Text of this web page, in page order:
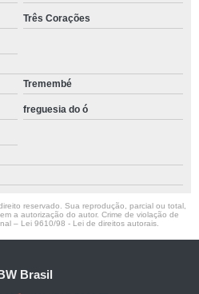
Três Corações
Tremembé
freguesia do ó
reservado. Sua reprodução, parcial ou total,
a autorização do autor. Crime de violação de
– Lei 9610/98 - Lei de direitos autorais
Brasil